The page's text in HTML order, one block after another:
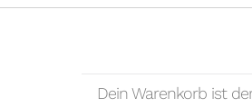
Dein Warenkorb ist